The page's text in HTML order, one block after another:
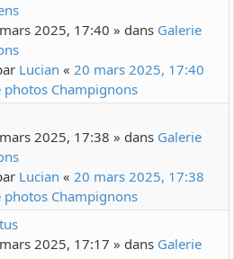
2025, 17:40 » dans Galerie
Lucian « 20 mars 2025, 17:40
photos Champignons
2025, 17:38 » dans Galerie
Lucian « 20 mars 2025, 17:38
photos Champignons
2025, 17:17 » dans Galerie